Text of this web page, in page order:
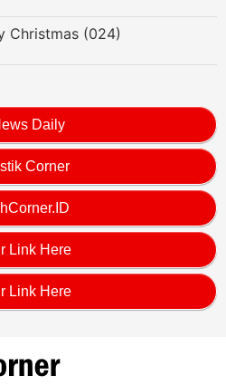
Christmas (024)
Daily
Corner
Link Here
Link Here